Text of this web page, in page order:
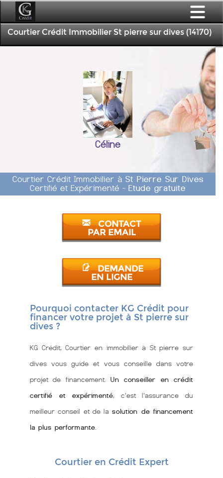
Courtier Crédit Immobilier St pierre sur dives (14170)
Céline
Courtier Crédit Immobilier à St Pierre Sur Dives
Certifié et Expérimenté - Etude gratuite
CONTACT
PAR EMAIL
DEMANDE
EN LIGNE
Pourquoi contacter KG Crédit pour
financer votre projet à St pierre sur
dives ?
KG Crédit, Courtier en immobilier à St pierre sur
dives vous guide et vous conseille dans votre
projet de financement. Un conseiller en crédit
certifié et expérimenté, c'est l'assurance du
meilleur conseil et de lasolution de financement
la plus performante
Courtier en Crédit Expert